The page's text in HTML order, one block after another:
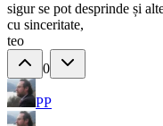
sigur se pot desprinde și
cu sinceritate,
teo
0
PP